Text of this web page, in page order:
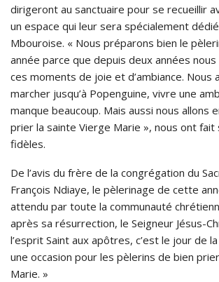
dirigeront au sanctuaire pour se recueillir
un espace qui leur sera spécialement
Mbouroise. « Nous préparons bien le
année parce que depuis deux années nous
ces moments de joie et d’ambiance. Nous
marcher jusqu’à Popenguine, vivre une
manque beaucoup. Mais aussi nous allons
prier la sainte Vierge Marie », nous ont fait
fidèles.
De l’avis du frère de la congrégation du
François Ndiaye, le pèlerinage de cette
attendu par toute la communauté
après sa résurrection, le Seigneur Jésus-
l’esprit Saint aux apôtres, c’est le jour de
une occasion pour les pèlerins de bien
Marie. »